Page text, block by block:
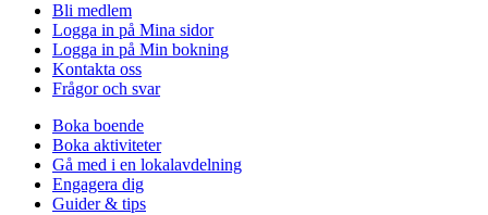
Bli medlem
Logga in på Mina sidor
Logga in på Min bokning
Kontakta oss
Frågor och svar
Boka boende
Boka aktiviteter
Gå med i en lokalavdelning
Engagera dig
Guider & tips